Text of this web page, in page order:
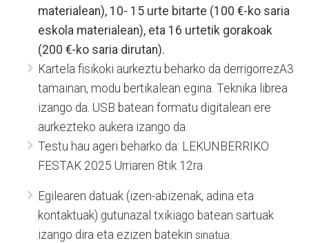
materialean), 10- 15 urte bitarte (100 €-ko saria
eskola materialean), eta 16 urtetik gorakoak
(200 €-ko saria dirutan).
Kartela fisikoki aurkeztu beharko da derrigorrezA3
tamainan, modu bertikalean egina. Teknika librea
izango da. USB batean formatu digitalean ere
aurkezteko aukera izango da.
Testu hau ageri beharko da: LEKUNBERRIKO
FESTAK 2025 Urriaren 8tik 12ra.
Egilearen datuak (izen-abizenak, adina eta
kontaktuak) gutunazal txikiago batean sartuak
izango dira eta ezizen batekin sinatua.